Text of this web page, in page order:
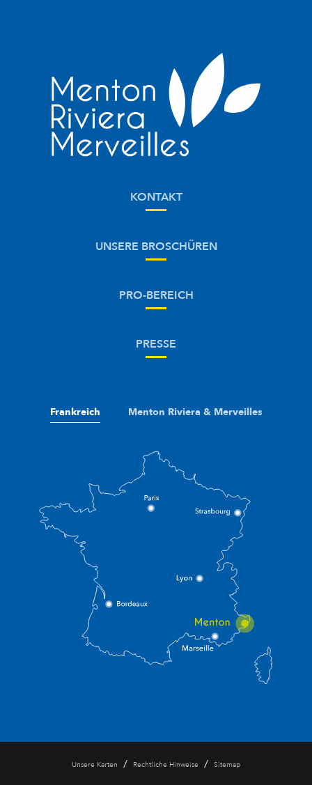
KONTAKT
UNSERE BROSCHÜREN
PRO-BEREICH
PRESSE
Frankreich Menton Riviera & Merveilles
Unsere Karten / Rechtliche Hinweise / Sitemap